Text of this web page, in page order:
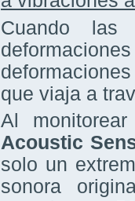
Cuando las
que viaja a
Al
Acoustic
solo un
sonora